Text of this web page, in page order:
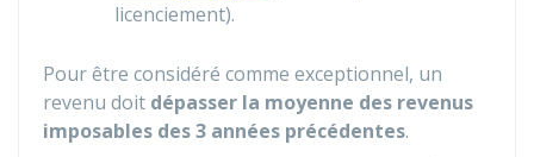
licenciement).
Pour être considéré comme exceptionnel, un
revenu doit dépasser la moyenne des revenus
imposables des 3 années précédentes.